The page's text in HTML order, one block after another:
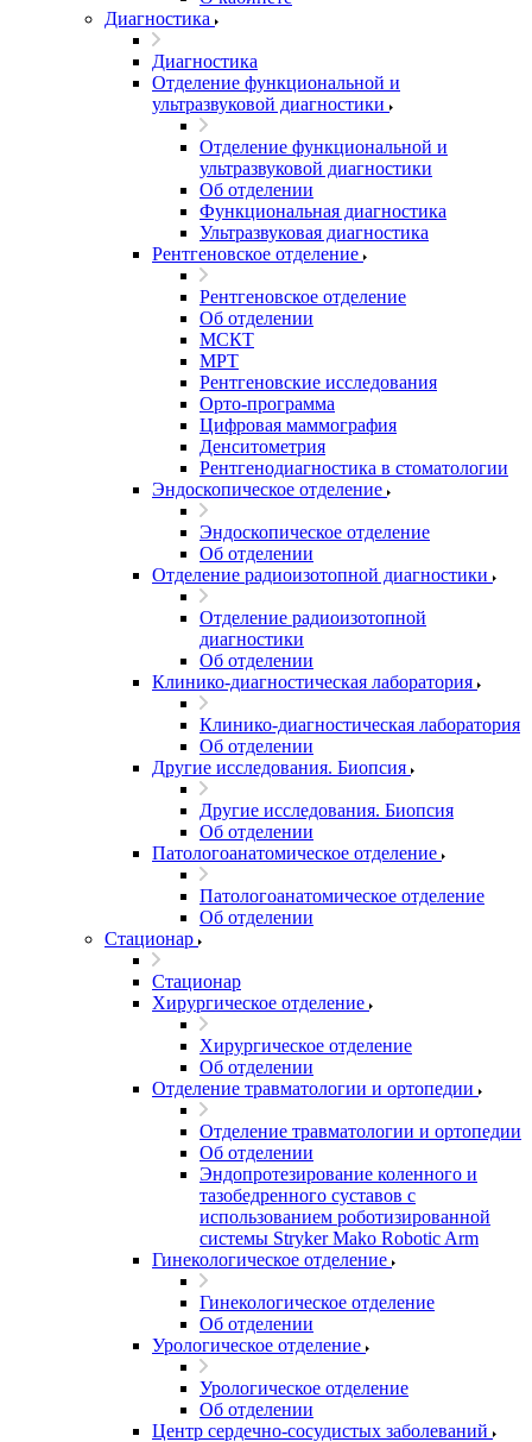
Диагностика
Диагностика
Отделение функциональной и
ультразвуковой диагностики
Отделение функциональной и
ультразвуковой диагностики
Об отделении
Функциональная диагностика
Ультразвуковая диагностика
Рентгеновское отделение
Рентгеновское отделение
Об отделении
МСКТ
МРТ
Рентгеновские исследования
Орто-программа
Цифровая маммография
Денситометрия
Рентгенодиагностика в стоматологии
Эндоскопическое отделение
Эндоскопическое отделение
Об отделении
Отделение радиоизотопной диагностики
Отделение радиоизотопной
диагностики
Об отделении
Клинико-диагностическая лаборатория
Клинико-диагностическая лаборатория
Об отделении
Другие исследования. Биопсия
Другие исследования. Биопсия
Об отделении
Патологоанатомическое отделение
Патологоанатомическое отделение
Об отделении
Стационар
Стационар
Хирургическое отделение
Хирургическое отделение
Об отделении
Отделение травматологии и ортопедии
Отделение травматологии и ортопедии
Об отделении
Эндопротезирование коленного и
тазобедренного суставов с
использованием роботизированной
системы Stryker Mako Robotic Arm
Гинекологическое отделение
Гинекологическое отделение
Об отделении
Урологическое отделение
Урологическое отделение
Об отделении
Центр сердечно-сосудистых заболеваний